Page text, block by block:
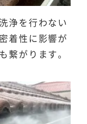
浄を行わない
着性に影響が
繋がります。